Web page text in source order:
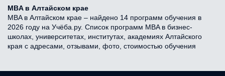
MBA в Алтайском крае
MBA в Алтайском крае – найдено 14 программ обучения в
2026 году на Учёба.ру. Список программ MBA в бизнес-
школах, университетах, институтах, академиях Алтайского
края с адресами, отзывами, фото, стоимостью обучения